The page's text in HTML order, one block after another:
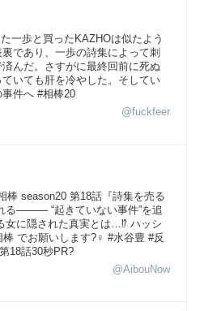
一歩と買ったKAZHOは似たよう
であり、一歩の詩集によって刺
んだ。さすがに最終回前に死ぬ
いても肝を冷やした。そしてい
件へ #相棒20
@fuckfeer
棒 season20 第18話『詩集を売る
る――― “起きていない事件”を追
女に隠された真実とは…⁉️ ハッシ
棒 でお願いします?‍♀️ #水谷豊 #反
18話30秒PR?
@AibouNow